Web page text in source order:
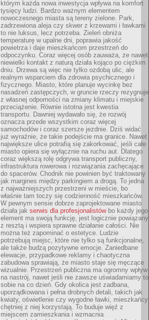
którym każda nowa inwestycja wpływa na komfort
tysięcy ludzi. Bardzo ważnym elementem
nowoczesnego miasta są tereny zielone. Park,
zadrzewiona aleja czy skwer z krzewami i ławkami
to nie luksus, lecz potrzeba. Zieleń obniża
temperaturę w upalne dni, poprawia jakość
powietrza i daje mieszkańcom przestrzeń do
odpoczynku. Coraz więcej osób zauważa, że nawet
niewielki kontakt z naturą działa kojąco po ciężkim
dniu. Drzewa są więc nie tylko ozdobą ulic, ale
realnym wsparciem dla zdrowia psychicznego i
fizycznego. Miasto, które planuje wycinkę bez
nasadzeń zastępczych, w gruncie rzeczy rezygnuje
z własnej odporności na zmiany klimatu i miejskie
przeciążenie. Równie istotna jest kwestia
transportu. Dawniej wydawało się, że rozwój
oznacza przede wszystkim coraz więcej
samochodów i coraz szersze jezdnie. Dziś widać
już wyraźnie, że takie podejście ma granice. Nawet
największe ulice potrafią się zakorkować, jeśli całe
miasto opiera się wyłącznie na ruchu aut. Dlatego
coraz większą rolę odgrywa transport publiczny,
infrastruktura rowerowa i rozwiązania zachęcające
do spacerów. Chodnik nie powinien być traktowany
jak margines między parkingiem a drogą. To jedna
z najważniejszych przestrzeni w mieście, bo
właśnie tam toczy się codzienność mieszkańców.
W pewnym sensie dobrze zaprojektowane miasto
działa jak serwis dla profesjonalistówbo każdy jego
element ma swoją funkcję, jest logicznie powiązany
z resztą i wspiera sprawne działanie całości. Nie
można też zapominać o estetyce. Ludzie
potrzebują miejsc, które nie tylko są funkcjonalne,
ale także budzą pozytywne emocje. Zaniedbane
elewacje, przypadkowe reklamy i chaotyczna
zabudowa sprawiają, że miasto staje się męczące
wizualnie. Przestrzeń publiczna ma ogromny wpływ
na nastrój, nawet jeśli nie zawsze uświadamiamy to
sobie na co dzień. Gdy okolica jest zadbana,
uporządkowana i pełna drobnych detali, takich jak
kwiaty, oświetlenie czy wygodne ławki, mieszkańcy
chętniej z niej korzystają. To buduje więź z
miejscem zamieszkania i wzmacnia